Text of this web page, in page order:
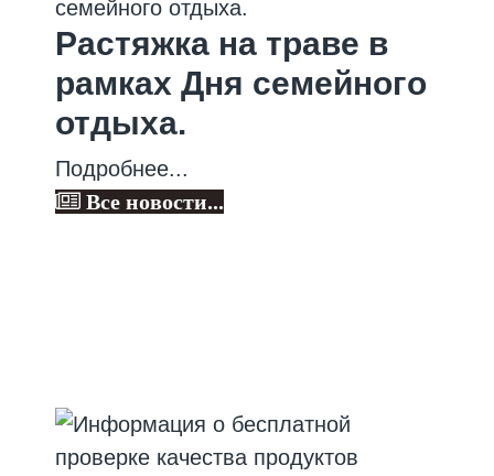
Растяжка на траве в
рамках Дня семейного
отдыха.
Подробнее...
Все новости...